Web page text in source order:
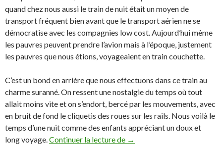
quand chez nous aussi le train de nuit était un moyen de
transport fréquent bien avant que le transport aérien ne se
démocratise avec les compagnies low cost. Aujourd’hui même
les pauvres peuvent prendre l’avion mais à l’époque, justement
les pauvres que nous étions, voyageaient en train couchette.
C’est un bond en arrière que nous effectuons dans ce train au
charme suranné. On ressent une nostalgie du temps où tout
allait moins vite et on s’endort, bercé par les mouvements, avec
en bruit de fond le cliquetis des roues sur les rails. Nous voilà le
temps d’une nuit comme des enfants appréciant un doux et
long voyage.Continuer la lecture de Thaïlande à l’ouest que du
→